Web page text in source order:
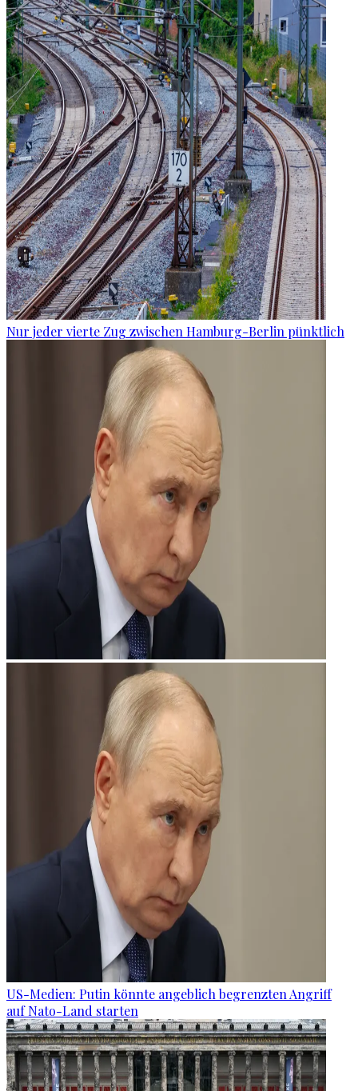
Nur jeder vierte Zug zwischen Hamburg-Berlin pünktlich
US-Medien: Putin könnte angeblich begrenzten Angriff
auf Nato-Land starten